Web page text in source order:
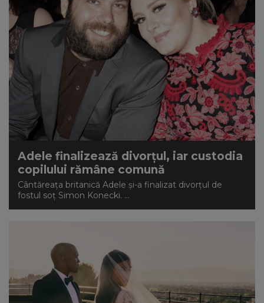
Adele finalizează divorțul, iar custodia
copilului rămâne comună
Cântăreața britanică Adele și-a finalizat divorțul de
fostul soț Simon Konecki. ...